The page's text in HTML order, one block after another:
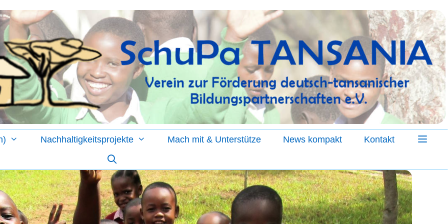
Nachhaltigkeitsprojekte Mach mit & Unterstütze News kompakt Kontakt